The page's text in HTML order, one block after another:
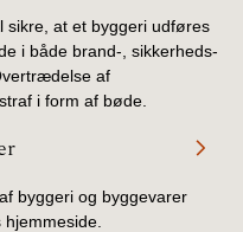
sikre, at et byggeri udføres
i både brand-, sikkerheds-
af
i form af bøde.
byggeri og byggevarer